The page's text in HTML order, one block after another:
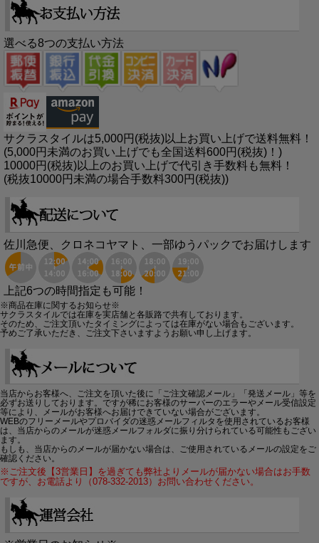
選べる8つの支払い方法
サクラスタイルは5,000円(税抜)以上お買い上げで送料無料！
(5,000円未満のお買い上げでも全国送料600円(税抜)！)
10000円(税抜)以上のお買い上げで代引き手数料も無料！
(税抜10000円未満の場合手数料300円(税抜))
佐川急便、クロネコヤマト、一部ゆうパックでお届けします
上記6つの時間指定も可能！
※商品在庫に関するお知らせ※
サクラスタイルでは在庫を実店舗と各販路で共有しております。
そのため、ご注文頂いたタイミングによっては在庫がない場合もございます。
予めご了承いただき、ご注文下さいますようお願い申し上げます。
当店からお客様へ、ご注文を頂いた後に「ご注文確認メール」「発送メール」等を
必ずお送りしております。ですが稀にお客様のサーバーのエラーやメール受信設定
等により、メールがお客様へお届けできていない場合がございます。
WEBのフリーメールやプロバイダの迷惑メールフィルタを使用されているお客様
は、当店からのメールが迷惑メールフォルダに振り分けられている可能性もござい
ます。
もしも、当店からのメールが届かない場合は、ご使用されているメールの設定をご
確認ください。
※ご注文後【3営業日】を過ぎても弊社よりメールが届かない場合はお手数
ですが、お電話より（078-332-2013）お問い合わせください。